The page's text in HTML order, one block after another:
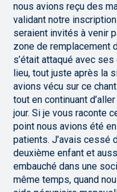
nous avions reçu des
validant notre
seraient invités à venir
zone de remplacement
s’était attaqué avec
lieu, tout juste après la
avions vécu sur ce
tout en continuant
jour. Si je vous raconte
point nous avions été
patients. J’avais cessé
deuxième enfant et
embauché dans une
même temps, quand